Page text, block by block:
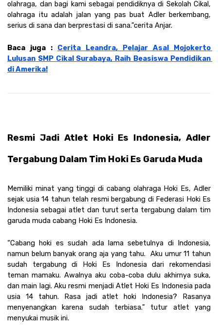
olahraga, dan bagi kami sebagai pendidiknya di Sekolah Cikal,
olahraga itu adalah jalan yang pas buat Adler berkembang,
serius di sana dan berprestasi di sana.”cerita Anjar.
Baca juga : Cerita Leandra, Pelajar Asal Mojokerto
Lulusan SMP Cikal Surabaya, Raih Beasiswa Pendidikan
di Amerika!
Resmi Jadi Atlet Hoki Es Indonesia, Adler
Tergabung Dalam Tim Hoki Es Garuda Muda
Memiliki minat yang tinggi di cabang olahraga Hoki Es, Adler
sejak usia 14 tahun telah resmi bergabung di Federasi Hoki Es
Indonesia sebagai atlet dan turut serta tergabung dalam tim
garuda muda cabang Hoki Es Indonesia.
“Cabang hoki es sudah ada lama sebetulnya di Indonesia,
namun belum banyak orang aja yang tahu.  Aku umur 11 tahun
sudah tergabung di Hoki Es Indonesia dari rekomendasi
teman mamaku. Awalnya aku coba-coba dulu akhirnya suka,
dan main lagi. Aku resmi menjadi Atlet Hoki Es Indonesia pada
usia 14 tahun. Rasa jadi atlet hoki Indonesia? Rasanya
menyenangkan karena sudah terbiasa.” tutur atlet yang
menyukai musik ini.